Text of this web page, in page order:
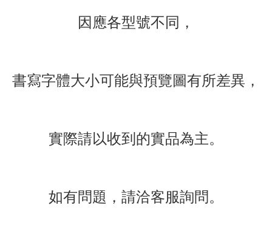
瀏覽更多
因應各型號不同，
書寫字體大小可能與預覽圖有所差異，
實際請以收到的實品為主。
如有問題 ，請洽客服詢問。